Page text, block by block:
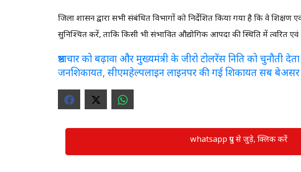
जिला प्रशासन द्वारा सभी संबंधित विभागों को निर्देशित किया गया है कि वे
सुनिश्चित करें, ताकि किसी भी संभावित औद्योगिक आपदा की स्थिति में त्वरित एवं
भ्रष्टाचार को बढ़ावा और मुख्यमंत्री के जीरो टोलरेंस निति को चुनौती
जनशिकायत, सीएमहेल्पलाइन लाइनपर की गई शिकायत सब बेअसर
whatsapp ग्रुप से जुड़े, क्लिक करें